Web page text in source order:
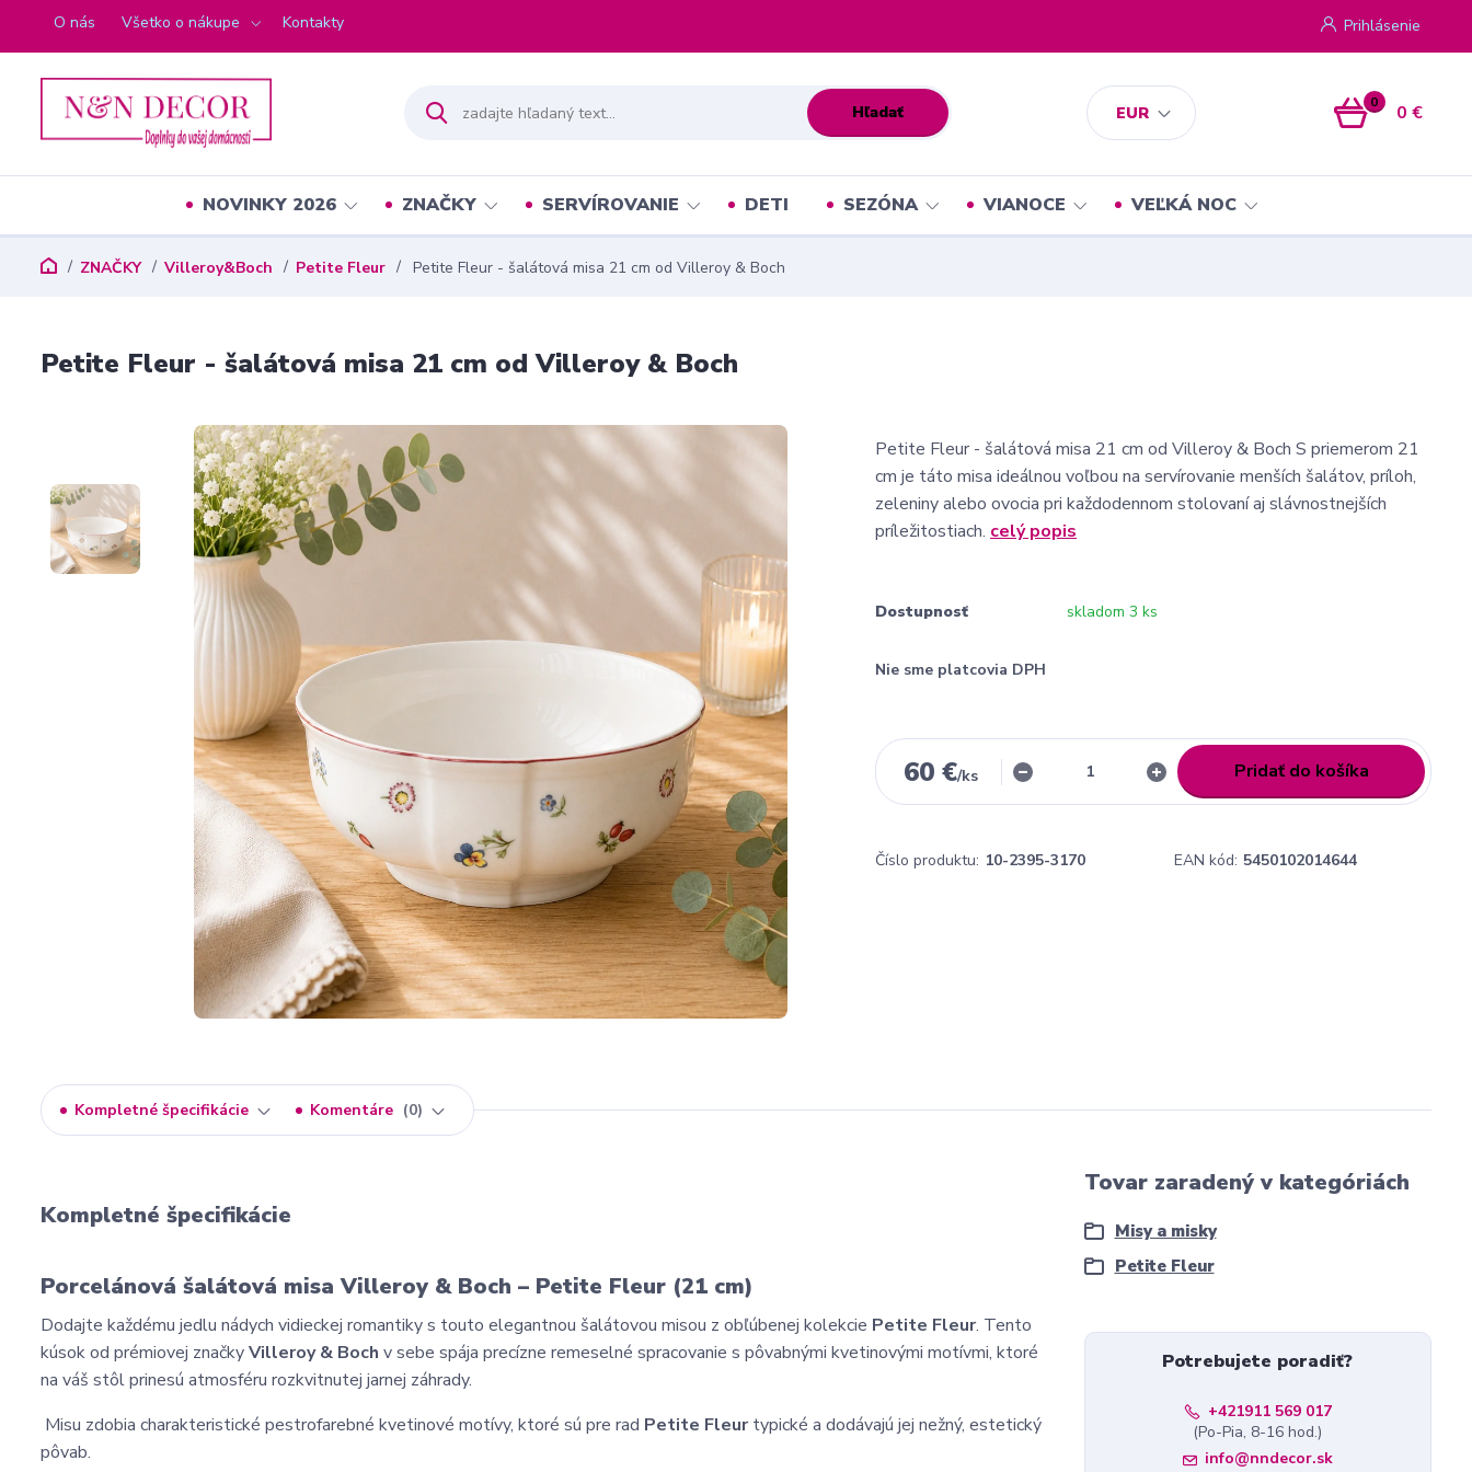
O nás Všetko o nákupe Kontakty
EUR
Prihlásenie
Hľadať 0 0 €
NOVINKY 2026 ZNAČKY SERVÍROVANIE DETI SEZÓNA VIANOCE VEĽKÁ NOC
ZNAČKY Villeroy&Boch Petite Fleur Petite Fleur - šalátová misa 21 cm od Villeroy & Boch
Petite Fleur - šalátová misa 21 cm od Villeroy & Boch
Petite Fleur - šalátová misa 21 cm od Villeroy & Boch S priemerom 21
cm je táto misa ideálnou voľbou na servírovanie menších šalátov, príloh,
zeleniny alebo ovocia pri každodennom stolovaní aj slávnostnejších
príležitostiach. celý popis
Dostupnosť skladom 3 ks
Nie sme platcovia DPH
60 €/ks Pridať do košíka
Číslo produktu: 10-2395-3170 EAN kód: 5450102014644
Kompletné špecifikácie Komentáre 0
Kompletné špecifikácie
Porcelánová šalátová misa Villeroy & Boch – Petite Fleur (21 cm)
Dodajte každému jedlu nádych vidieckej romantiky s touto elegantnou šalátovou misou z obľúbenej kolekcie Petite Fleur. Tento
kúsok od prémiovej značkyVilleroy & Boch v sebe spája precízne remeselné spracovanie s pôvabnými kvetinovými motívmi, ktoré
na váš stôl prinesú atmosféru rozkvitnutej jarnej záhrady.
Misu zdobia charakteristické pestrofarebné kvetinové motívy, ktoré sú pre rad Petite Fleurtypické a dodávajú jej nežný, estetický
pôvab.
Tovar zaradený v kategóriách
Misy a misky
Petite Fleur
Potrebujete poradiť?
+421911 569 017
(Po-Pia, 8-16 hod.)
info@nndecor.sk